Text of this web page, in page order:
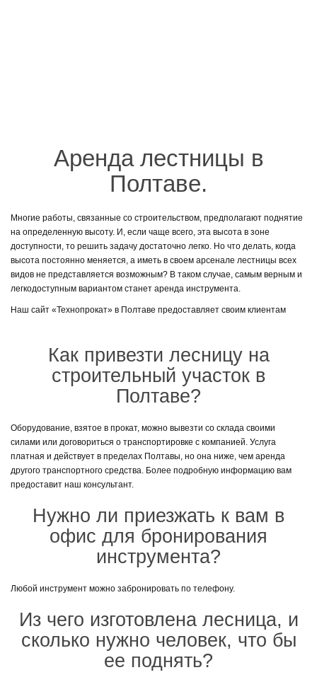
Аренда лестницы в
Полтаве.
Многие работы, связанные со строительством, предполагают поднятие
на определенную высоту. И, если чаще всего, эта высота в зоне
доступности, то решить задачу достаточно легко. Но что делать, когда
высота постоянно меняется, а иметь в своем арсенале лестницы всех
видов не представляется возможным? В таком случае, самым верным и
легкодоступным вариантом станет аренда инструмента.
Наш сайт «Технопрокат» в Полтаве предоставляет своим клиентам
стремянки;
мини-стремянки;
лестницы-трансформеры.
прокате. Кроме этого, мы предоставляем все документы, которые
Чтобы взять в аренду лестницу, вам достаточно оставить свои
константные данные на сайте, и наш менеджер свяжется с вами в
ближайшее время. Кроме этого, на сайте вы сможете оформить не
пользования по демократичной цене. Хотите узнать больше
информации? Достаточно позвонить нам по указанным номерам:(066)
65-000-94; (097) 55-00-266; (063) 558-55-94.
Как привезти лесницу на
строительный участок в
Полтаве?
Оборудование, взятое в прокат, можно вывезти со склада своими
силами или договориться о транспортировке с компанией. Услуга
платная и действует в пределах Полтавы, но она ниже, чем аренда
другого транспортного средства. Более подробную информацию вам
предоставит наш консультант.
Нужно ли приезжать к вам в
офис для бронирования
инструмента?
Любой инструмент можно забронировать по телефону.
Из чего изготовлена лесница, и
сколько нужно человек, что бы
ее поднять?